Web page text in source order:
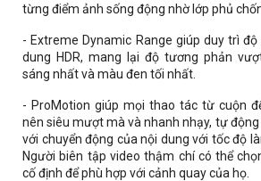
từng điểm ảnh sống động nhờ lớp phủ
- Extreme Dynamic Range giúp duy trì
dung HDR, mang lại độ tương phản
sáng nhất và màu đen tối nhất.
- ProMotion giúp mọi thao tác từ cuộn
nên siêu mượt mà và nhanh nhạy, tự động
với chuyển động của nội dung với tốc độ
Người biên tập video thậm chí có thể
cố định để phù hợp với cảnh quay của họ.